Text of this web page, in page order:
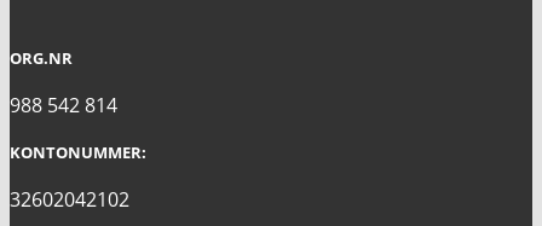
ORG.NR
988 542 814
KONTONUMMER:
32602042102